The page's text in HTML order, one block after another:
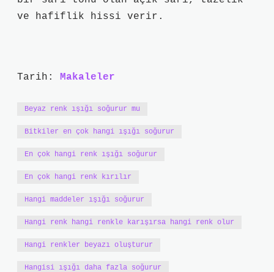
ve hafiflik hissi verir.
Tarih: Makaleler
Beyaz renk ışığı soğurur mu
Bitkiler en çok hangi ışığı soğurur
En çok hangi renk ışığı soğurur
En çok hangi renk kırılır
Hangi maddeler ışığı soğurur
Hangi renk hangi renkle karışırsa hangi renk olur
Hangi renkler beyazı oluşturur
Hangisi ışığı daha fazla soğurur